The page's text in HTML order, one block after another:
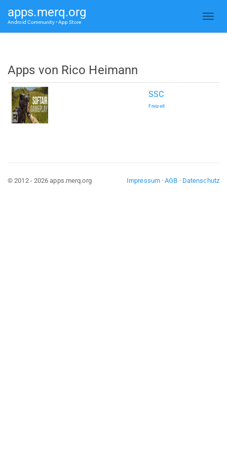
apps.merq.org
Android Community • App Store
Apps von Rico Heimann
SSC
Freizeit
Impressum·AGB · Datenschutz
© 2012 - 2026 apps.merq.org